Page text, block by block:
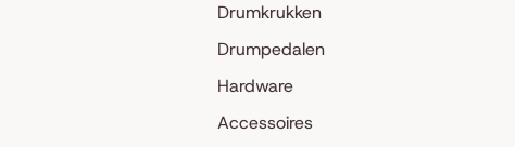
Drumkrukken
Drumpedalen
Hardware
Accessoires